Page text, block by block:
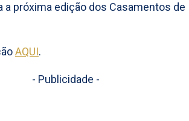
a próxima edição dos Casamentos de
AQUI.
- Publicidade -